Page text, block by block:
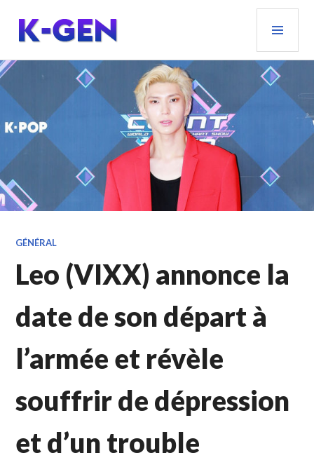
contenu
principal
K-GEN
GÉNÉRAL
Leo (VIXX) annonce la
date de son départ à
l’armée et révèle
souffrir de dépression
et d’un trouble